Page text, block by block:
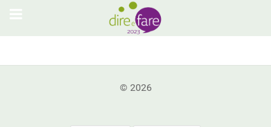
© 2026